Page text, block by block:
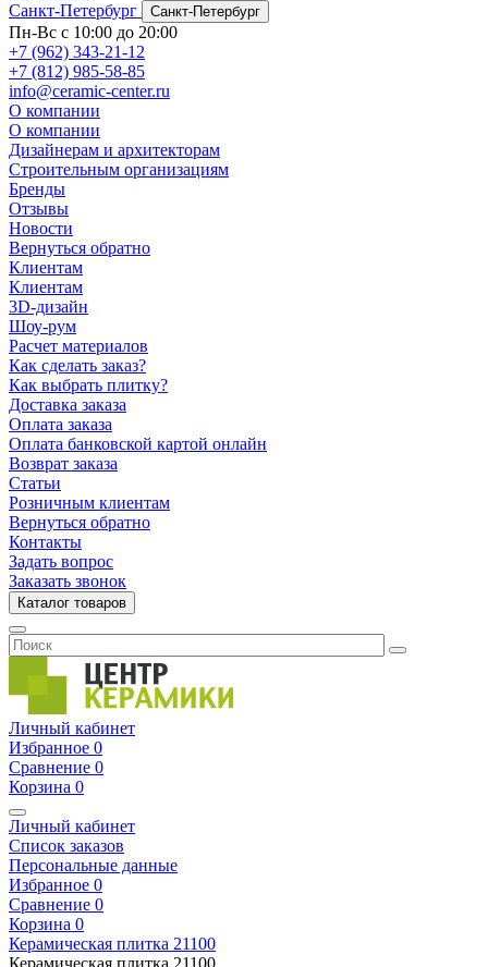
Санкт-Петербург
Санкт-Петербург
Пн-Вс с 10:00 до 20:00
+7 (962) 343-21-12
+7 (812) 985-58-85
info@ceramic-center.ru
О компании
О компании
Дизайнерам и архитекторам
Строительным организациям
Бренды
Отзывы
Новости
Вернуться обратно
Клиентам
Клиентам
3D-дизайн
Шоу-рум
Расчет материалов
Как сделать заказ?
Как выбрать плитку?
Доставка заказа
Оплата заказа
Оплата банковской картой онлайн
Возврат заказа
Статьи
Розничным клиентам
Вернуться обратно
Контакты
Задать вопрос
Заказать звонок
Каталог товаров
Личный кабинет
Избранное 0
Сравнение 0
Корзина 0
Личный кабинет
Список заказов
Персональные данные
Избранное 0
Сравнение 0
Корзина 0
Керамическая плитка 21100
Керамическая плитка 21100